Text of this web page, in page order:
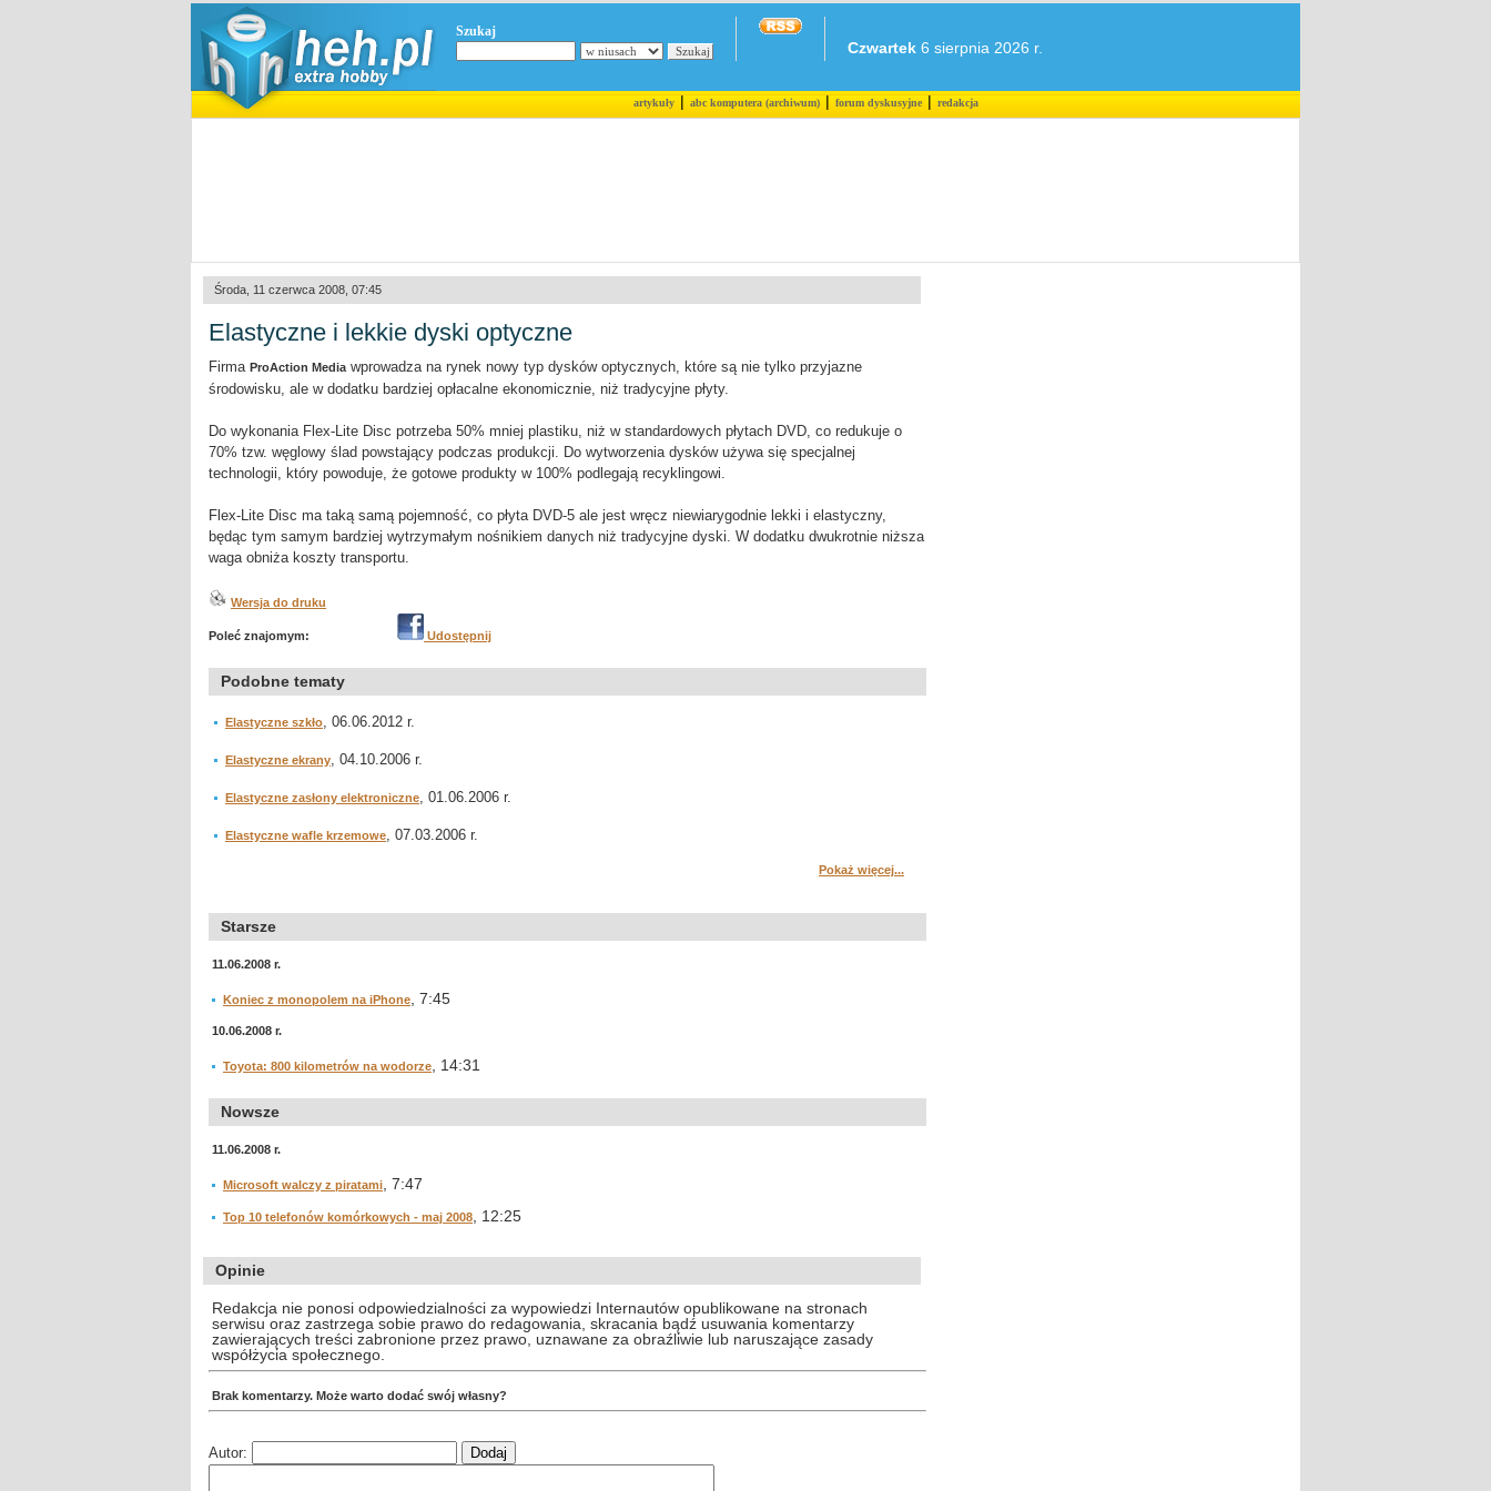
Szukaj
Czwartek 6 sierpnia 2026 r.
artykuły|abc komputera (archiwum)|forum dyskusyjne|redakcja
Środa, 11 czerwca 2008, 07:45
Elastyczne i lekkie dyski optyczne
Firma ProAction Mediawprowadza na rynek nowy typ dysków optycznych, które są nie tylko przyjazne
środowisku, ale w dodatku bardziej opłacalne ekonomicznie, niż tradycyjne płyty.
Do wykonania Flex-Lite Disc potrzeba 50% mniej plastiku, niż w standardowych płytach DVD, co redukuje o
70% tzw. węglowy ślad powstający podczas produkcji. Do wytworzenia dysków używa się specjalnej
technologii, który powoduje, że gotowe produkty w 100% podlegają recyklingowi.
Flex-Lite Disc ma taką samą pojemność, co płyta DVD-5 ale jest wręcz niewiarygodnie lekki i elastyczny,
będąc tym samym bardziej wytrzymałym nośnikiem danych niż tradycyjne dyski. W dodatku dwukrotnie niższa
waga obniża koszty transportu.
Wersja do druku
Poleć znajomym: Udostępnij
Podobne tematy
Elastyczne szkło, 06.06.2012 r.
Elastyczne ekrany, 04.10.2006 r.
Elastyczne zasłony elektroniczne, 01.06.2006 r.
Elastyczne wafle krzemowe, 07.03.2006 r.
Pokaż więcej...
Starsze
11.06.2008 r.
Koniec z monopolem na iPhone , 7:45
10.06.2008 r.
Toyota: 800 kilometrów na wodorze , 14:31
Nowsze
11.06.2008 r.
Microsoft walczy z piratami , 7:47
Top 10 telefonów komórkowych - maj 2008 , 12:25
Opinie
Redakcja nie ponosi odpowiedzialności za wypowiedzi Internautów opublikowane na stronach
serwisu oraz zastrzega sobie prawo do redagowania, skracania bądź usuwania komentarzy
zawierających treści zabronione przez prawo, uznawane za obraźliwie lub naruszające zasady
współżycia społecznego.
Brak komentarzy. Może warto dodać swój własny?
Autor: